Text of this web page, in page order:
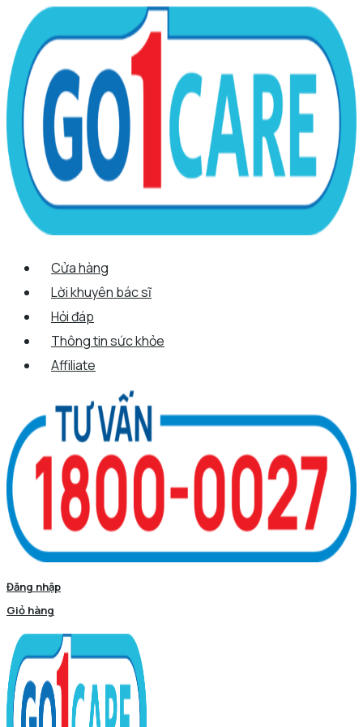
nội
dung
Menu
Cửa hàng
Lời khuyên bác sĩ
Hỏi đáp
Thông tin sức khỏe
Affiliate
Đăng nhập
Giỏ hàng
Tên*
Email*
Trang
web
Scroll
Up